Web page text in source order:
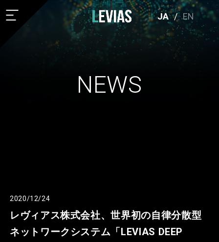
JA / EN
NEWS
2020/12/24
レヴィアス株式会社、世界初の自律分散型
ネットワークシステム「LEVIAS DEEP